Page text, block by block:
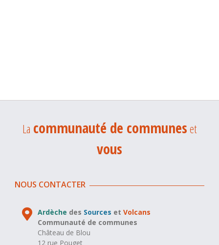
La communauté de communeset
vous
NOUS CONTACTER
Ardèche des Sources etVolcans
Communauté de communes
Château de Blou
12 rue Pouget